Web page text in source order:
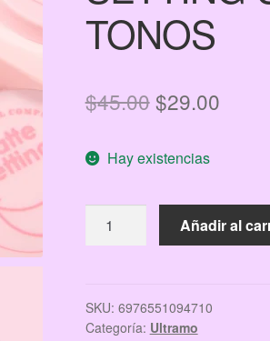
TONOS
$45.00El
original
era:
$45.00.
$29.00El
es:
Hay existencias
COMPACTO
ULTRAMO
VARIOS
Añadir al
SKU: 6976551094710
Categoría: Ultramo